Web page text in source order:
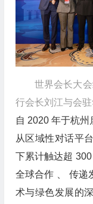
世界会长大
行会长刘江与会
自 2020 年于杭
从区域性对话平
下累计触达超
全球合作 、 传递
术与绿色发展的